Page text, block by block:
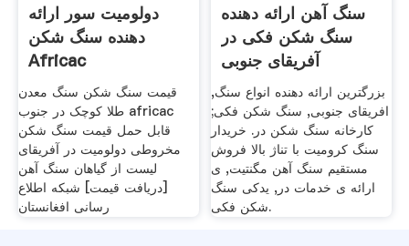
دولومیت سور ارائه
دهنده سنگ شکن
Africac
قیمت سنگ شکن سنگ معدن
طلا کوچک در جنوب africac
قابل حمل قیمت سنگ شکن
مخروطی دولومیت در آفریقای
لیست از گیاهان سنگ آهن
[دریافت قیمت] شبکه اطلاع
رسانی افغانستان
سنگ آهن ارائه دهنده
سنگ شکن فکی در
آفریقای جنوبی
بزرگترین ارائه دهنده انواع سنگ,
افریقای جنوبی, سنگ شکن فکی;
کارخانه سنگ شکن در. خریدار
سنگ کرومیت با تناژ بالا فروش
مستقیم سنگ آهن مگنتیت, ی
ارائه ی خدمات در, یدکی سنگ
شکن فکی.